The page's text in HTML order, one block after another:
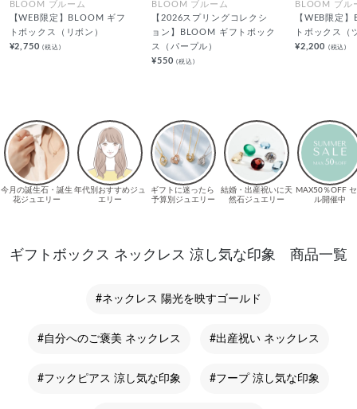
BLOOM ブルーム
【WEB限定】BLOOM ギフ
トボックス（リボン）
¥2,750(税込)
BLOOM ブルーム
【2026スプリングコレクシ
ョン】BLOOM ギフトボック
ス（パープル）
¥550(税込)
BLOOM ブル
【WEB限定
トボックス（
¥2,200 (税込)
ギフトボックス ネックレス 涼し気な印象 商品一覧
#ネックレス 陽光を映すゴールド
#自分へのご褒美 ネックレス #出産祝い ネックレス
#フックピアス 涼し気な印象 #フープ 涼し気な印象